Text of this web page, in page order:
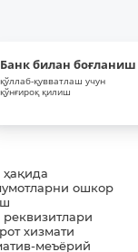
Банк билан боғланиш
қўллаб-қувватлаш учун
қўнғироқ қилиш
ошкор
хизмати
меъёрий